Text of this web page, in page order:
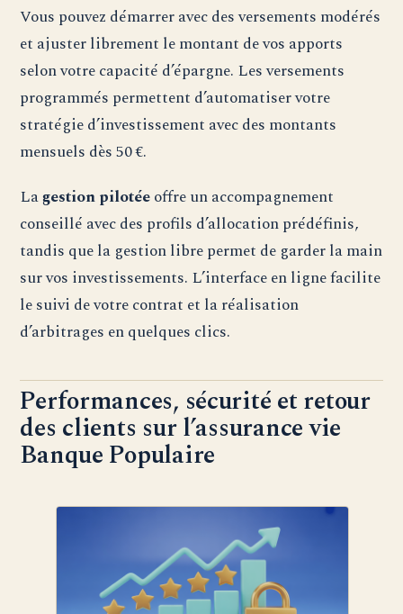
Vous pouvez démarrer avec des versements modérés
et ajuster librement le montant de vos apports
selon votre capacité d’épargne. Les versements
programmés permettent d’automatiser votre
stratégie d’investissement avec des montants
mensuels dès 50 €.
Lagestion pilotéeoffre un accompagnement
conseillé avec des profils d’allocation prédéfinis,
tandis que la gestion libre permet de garder la main
sur vos investissements. L’interface en ligne facilite
le suivi de votre contrat et la réalisation
d’arbitrages en quelques clics.
Performances, sécurité et retour
des clients sur l’assurance vie
Banque Populaire